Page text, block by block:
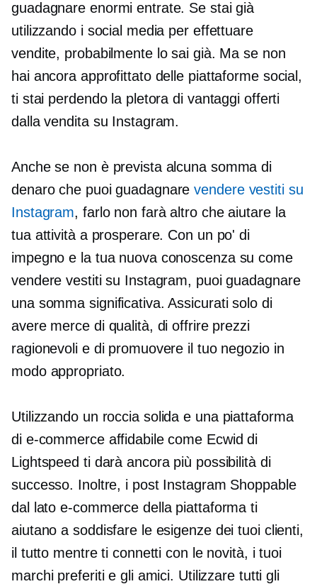
guadagnare enormi entrate. Se stai già
utilizzando i social media per effettuare
vendite, probabilmente lo sai già. Ma se non
hai ancora approfittato delle piattaforme social,
ti stai perdendo la pletora di vantaggi offerti
dalla vendita su Instagram.
Anche se non è prevista alcuna somma di
denaro che puoi guadagnarevendere vestiti su
Instagram, farlo non farà altro che aiutare la
tua attività a prosperare. Con un po' di
impegno e la tua nuova conoscenza su come
vendere vestiti su Instagram, puoi guadagnare
una somma significativa. Assicurati solo di
avere merce di qualità, di offrire prezzi
ragionevoli e di promuovere il tuo negozio in
modo appropriato.
Utilizzando un roccia solida e una piattaforma
di e-commerce affidabile come Ecwid di
Lightspeed ti darà ancora più possibilità di
successo. Inoltre, i post Instagram Shoppable
dal lato e-commerce della piattaforma ti
aiutano a soddisfare le esigenze dei tuoi clienti,
il tutto mentre ti connetti con le novità, i tuoi
marchi preferiti e gli amici. Utilizzare tutti gli